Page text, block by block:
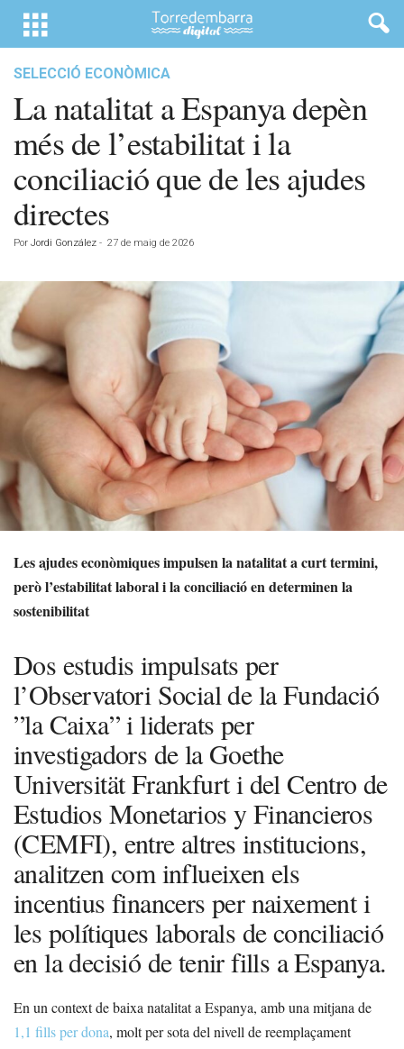
SELECCIÓ ECONÒMICA
La natalitat a Espanya depèn
més de l’estabilitat i la
conciliació que de les ajudes
directes
Por Jordi González - 27 de maig de 2026
Les ajudes econòmiques impulsen la natalitat a curt termini,
però l’estabilitat laboral i la conciliació en determinen la
sostenibilitat
Dos estudis impulsats per
l’Observatori Social de la Fundació
”la Caixa” i liderats per
investigadors de la Goethe
Universität Frankfurt i del Centro de
Estudios Monetarios y Financieros
(CEMFI), entre altres institucions,
analitzen com influeixen els
incentius financers per naixement i
les polítiques laborals de conciliació
en la decisió de tenir fills a Espanya.
En un context de baixa natalitat a Espanya, amb una mitjana de
1,1 fills per dona, molt per sota del nivell de reemplaçament